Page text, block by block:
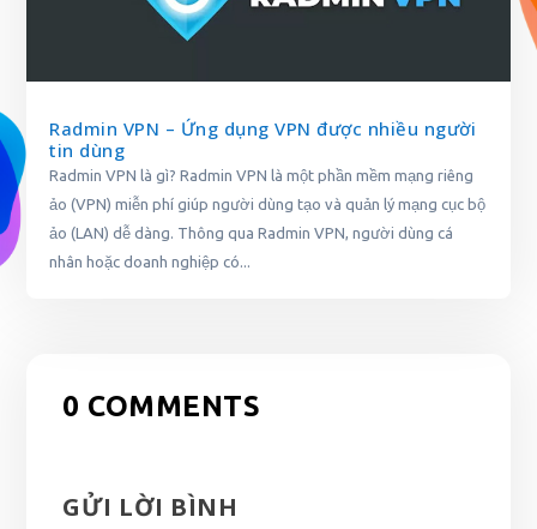
Radmin VPN – Ứng dụng VPN được nhiều người
tin dùng
Radmin VPN là gì? Radmin VPN là một phần mềm mạng riêng
ảo (VPN) miễn phí giúp người dùng tạo và quản lý mạng cục bộ
ảo (LAN) dễ dàng. Thông qua Radmin VPN, người dùng cá
nhân hoặc doanh nghiệp có...
0 COMMENTS
GỬI LỜI BÌNH